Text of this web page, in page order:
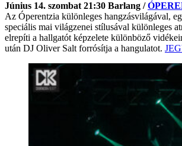
Június 14. szombat 21:30 Barlang /
Az Óperentzia különleges hangzásvilágával,
speciális mai világzenei stílusával különleges
elrepíti a hallgatót képzelete különböző
után DJ Oliver Salt forrósítja a hangulatot.